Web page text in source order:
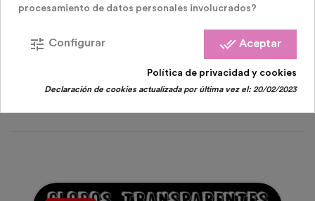
PRODUCTOS RELACIONADOS( 30 OTROS
PRODUCTOS EN LA MISMA CATEGORÍA )
procesamiento de datos personales involucrados?
done_all Aceptar
tune Configurar
Política de privacidad y cookies
Declaración de cookies actualizada por última vez el:20/02/2023